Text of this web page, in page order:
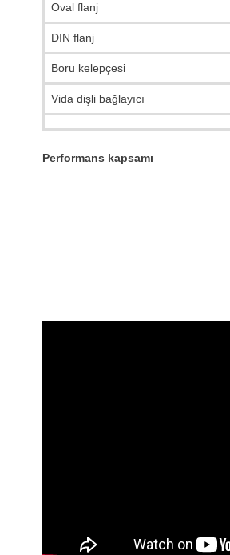
Oval flanj
DIN flanj
Boru kelepçesi
Vida dişli bağlayıcı
Performans kapsamı